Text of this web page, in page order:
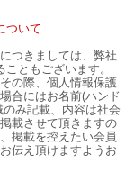
ついて
つきましては、弊社
ともございます。
の際、個人情報保護
合にはお名前(ハンド
み記載、内容は社会
載させて頂きますの
掲載を控えたい会員
伝え頂けますようお